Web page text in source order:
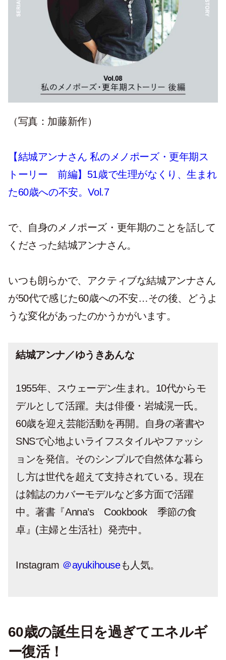
（写真：加藤新作）
【結城アンナさん 私のメノポーズ・更年期ス
トーリー 前編】51歳で生理がなくり、生まれ
た60歳への不安。Vol.7
で、自身のメノポーズ・更年期のことを話して
くださった結城アンナさん。
いつも朗らかで、アクティブな結城アンナさん
が50代で感じた60歳への不安…その後、どうよ
うな変化があったのかうかがいます。
結城アンナ／ゆうきあんな
1955年、スウェーデン生まれ。10代からモ
デルとして活躍。夫は俳優・岩城滉一氏。
60歳を迎え芸能活動を再開。自身の著書や
SNSで心地よいライフスタイルやファッシ
ョンを発信。そのシンプルで自然体な暮ら
し方は世代を超えて支持されている。現在
は雑誌のカバーモデルなど多方面で活躍
中。著書『Anna’s Cookbook 季節の食
卓』(主婦と生活社）発売中。
Instagram ＠ayukihouseも人気。
60歳の誕生日を過ぎてエネルギ
ー復活！